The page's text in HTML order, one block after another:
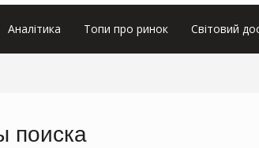
Аналітика Топи про ринок Світовий
поиска